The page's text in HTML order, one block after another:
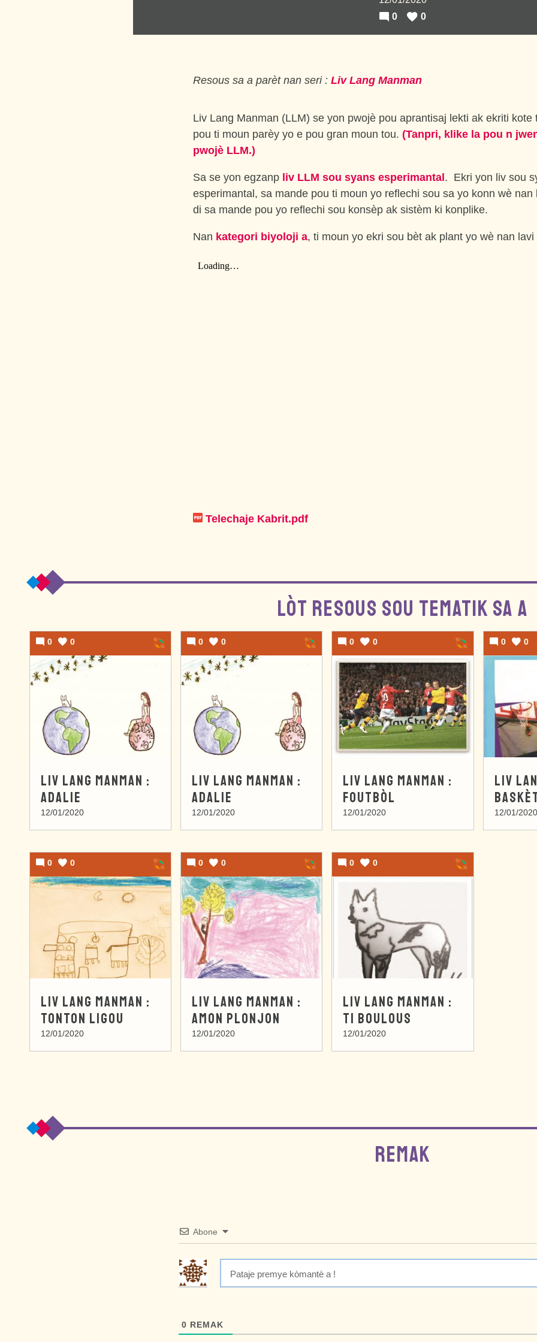
0 0
Resous sa a parèt nan seri : Liv Lang Manman
Liv Lang Manman (LLM) se yon pwojè pou aprantisaj lekti ak ekriti kote
pou ti moun parèy yo e pou gran moun tou. (Tanpri, klike la pou n
pwojè LLM.)
Sa se yon egzanp liv LLM sou syans esperimantal . Ekri yon liv sou
esperimantal, sa mande pou ti moun yo reflechi sou sa yo konn wè
di sa mande pou yo reflechi sou konsèp ak sistèm ki konplike.
Nan kategori biyoloji a, ti moun yo ekri sou bèt ak plant yo wè nan
Telechaje Kabrit.pdf
LÒT RESOUS SOU TEMATIK SA A
0 0
LIV LANG MANMAN :
ADALIE
12/01/2020
0 0
LIV LANG MANMAN :
ADALIE
12/01/2020
0 0
LIV LANG MANMAN :
FOUTBÒL
12/01/2020
0 0
LIV
12/01/2020
0 0
LIV LANG MANMAN :
TONTON LIGOU
12/01/2020
0 0
LIV LANG MANMAN :
AMON PLONJON
12/01/2020
0 0
LIV LANG MANMAN :
TI BOULOUS
12/01/2020
REMAK
Abone
0 REMAK